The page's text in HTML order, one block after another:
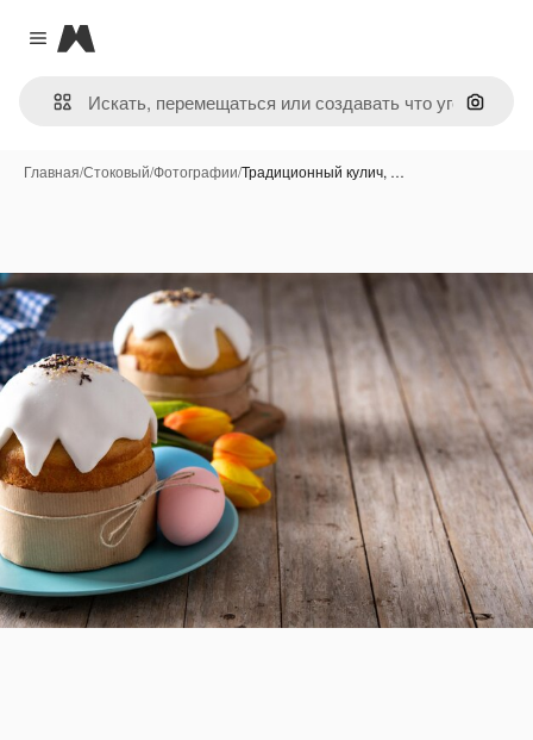
Close menu
Magnific
Поиск
Главная/Стоковый/Фотографии/Традиционный кулич, …